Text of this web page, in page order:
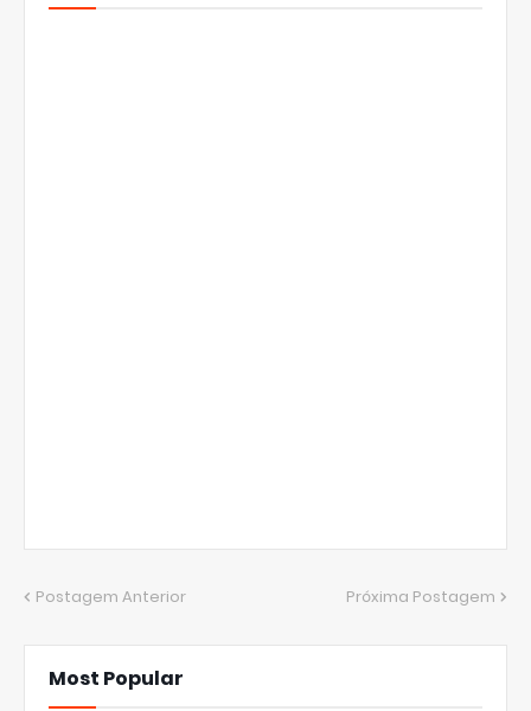
Postagem Anterior Próxima Postagem
Most Popular